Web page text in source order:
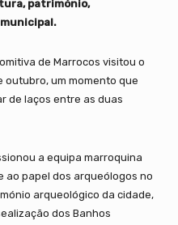
património,
de Marrocos visitou o
outubro, um momento que
de laços entre as duas
a equipa marroquina
ao papel dos arqueólogos no
arqueológico da cidade,
dos Banhos